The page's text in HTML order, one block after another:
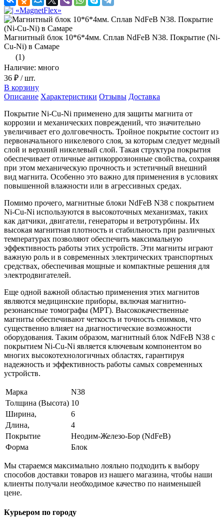
Магнитный блок 10*6*4мм. Сплав NdFeB N38. Покрытие (Ni-
Cu-Ni) в Самаре
(1)
Наличие: много
36 ₽ / шт.
В корзину
Описание Характеристики Отзывы Доставка
Покрытие Ni-Cu-Ni применено для защиты магнита от
коррозии и механических повреждений, что значительно
увеличивает его долговечность. Тройное покрытие состоит из
первоначального никелевого слоя, за которым следует медный
слой и верхний никелевый слой. Такая структура покрытия
обеспечивает отличные антикоррозионные свойства, сохраняя
при этом механическую прочность и эстетичный внешний
вид магнита. Особенно это важно для применения в условиях
повышенной влажности или в агрессивных средах.
Помимо прочего, магнитные блоки NdFeB N38 с покрытием
Ni-Cu-Ni используются в высокоточных механизмах, таких
как датчики, двигатели, генераторы и ветротурбины. Их
высокая магнитная плотность и стабильность при различных
температурах позволяют обеспечить максимальную
эффективность работы этих устройств. Эти магниты играют
важную роль и в современных электрических транспортных
средствах, обеспечивая мощные и компактные решения для
электродвигателей.
Еще одной важной областью применения этих магнитов
являются медицинские приборы, включая магнитно-
резонансные томографы (МРТ). Высококачественные
магниты обеспечивают четкость и точность снимков, что
существенно влияет на диагностические возможности
оборудования. Таким образом, магнитный блок NdFeB N38 с
покрытием Ni-Cu-Ni является ключевым компонентом во
многих высокотехнологичных областях, гарантируя
надежность и эффективность работы самых современных
устройств.
Марка
N38
Толщина (Высота) 10
Ширина,
6
Длина,
4
Покрытие
Неодим-Железо-Бор (NdFeB)
Форма
Блок
Мы стараемся максимально лояльно подходить к выбору
способов доставки товаров из нашего магазина, чтобы наши
клиенты получали необходимое качество по наименьшей
цене.
Курьером по городу